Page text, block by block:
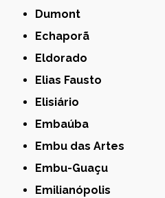
Dumont
Echaporã
Eldorado
Elias Fausto
Elisiário
Embaúba
Embu das Artes
Embu-Guaçu
Emilianópolis